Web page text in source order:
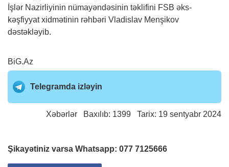
İşlər Nazirliyinin nümayəndəsinin təklifini FSB əks-
kəşfiyyat xidmətinin rəhbəri Vladislav Menşikov
dəstəkləyib.
BiG.Az
Telegramda izləyin
Xəbərlər Baxılıb: 1399 Tarix: 19 sentyabr 2024
Şikayətiniz varsa Whatsapp: 077 7125666